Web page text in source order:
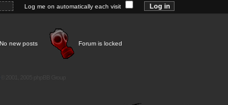
Log me on automatically each visit
No new posts Forum is locked
2001, 2005 phpBB Group